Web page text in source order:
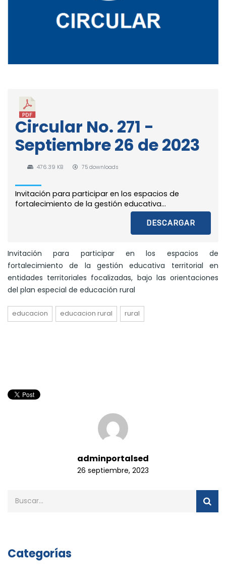
Circular No. 271 -
Septiembre 26 de 2023
476.39 KB 75 downloads
Invitación para participar en los espacios de
fortalecimiento de la gestión educativa...
DESCARGAR
Invitación para participar en los espacios de
fortalecimiento de la gestión educativa territorial en
entidades territoriales focalizadas, bajo las orientaciones
del plan especial de educación rural
educacion educacion rural rural
adminportalsed
26 septiembre, 2023
Categorías